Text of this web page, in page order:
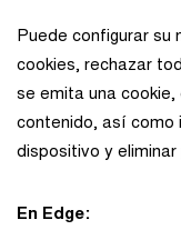
Puede configurar su
cookies, rechazar
se emita una
contenido, así como
dispositivo y
En Edge: